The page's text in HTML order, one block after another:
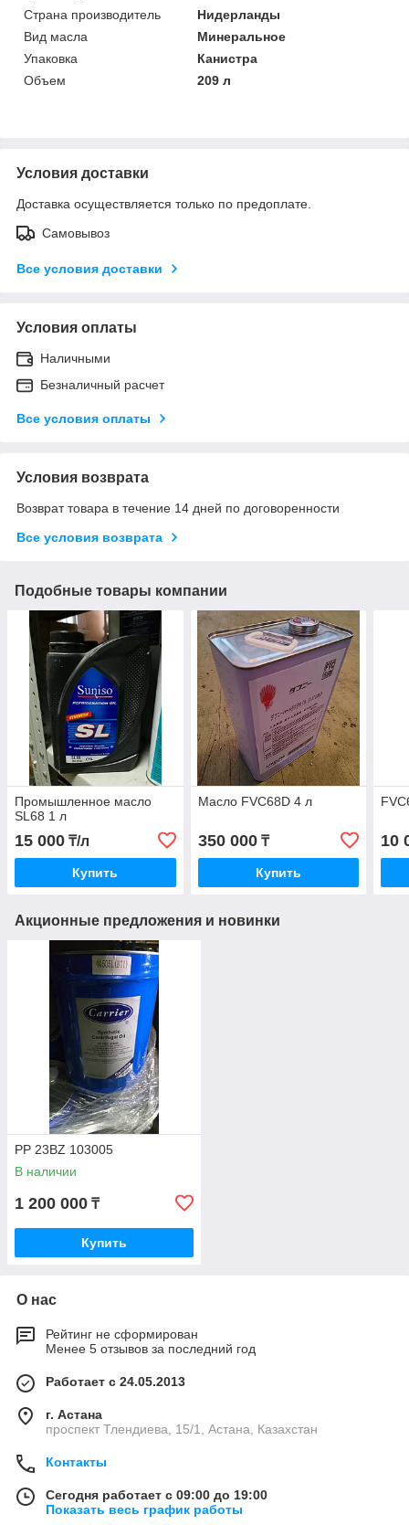
Страна производитель
Нидерланды
Вид масла
Минеральное
Упаковка
Канистра
Объем
209 л
Условия доставки
Доставка осуществляется только по предоплате.
Самовывоз
Все условия доставки
Условия оплаты
Наличными
Безналичный расчет
Все условия оплаты
Условия возврата
Возврат товара в течение 14 дней по договоренности
Все условия возврата
Подобные товары компании
Промышленное масло
SL68 1 л
15 000 ₸/л
Купить
Масло FVC68D 4 л
350 000₸
Купить
10
Акционные предложения и новинки
PP 23BZ 103005
В наличии
1 200 000 ₸
Купить
О нас
Рейтинг не сформирован
Менее 5 отзывов за последний год
Работает с 24.05.2013
г. Астана
проспект Тлендиева, 15/1, Астана, Казахстан
Контакты
Сегодня работает с 09:00 до 19:00
Показать весь график работы